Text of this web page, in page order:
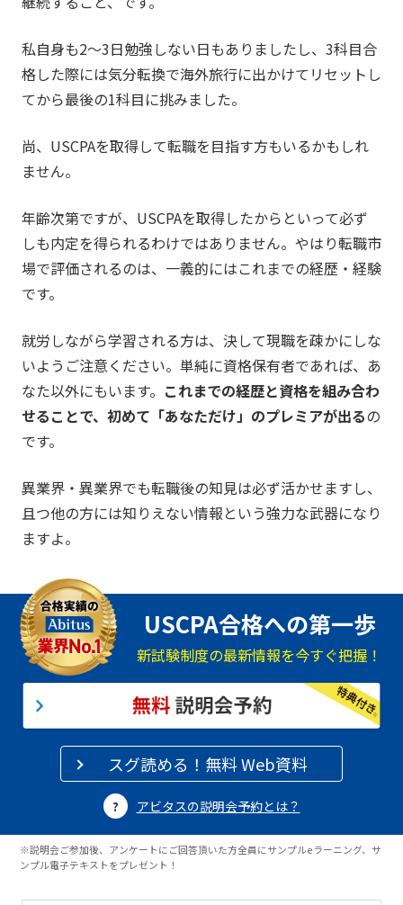
私自身も2～3日勉強しない日もありましたし、3科目合
格した際には気分転換で海外旅行に出かけてリセットし
てから最後の1科目に挑みました。
尚、USCPAを取得して転職を目指す方もいるかもしれ
ません。
年齢次第ですが、USCPAを取得したからといって必ず
しも内定を得られるわけではありません。やはり転職市
場で評価されるのは、一義的にはこれまでの経歴・経験
です。
就労しながら学習される方は、決して現職を疎かにしな
いようご注意ください。単純に資格保有者であれば、あ
なた以外にもいます。 これまでの経歴と資格を組み合わ
せることで、初めて「あなただけ」のプレミアが出るの
です。
異業界・異業界でも転職後の知見は必ず活かせますし、
且つ他の方には知りえない情報という強力な武器になり
ますよ。
USCPA合格への第一歩
新試験制度の最新情報を今すぐ把握！
スグ読める！無料 Web資料
アビタスの説明会予約とは？
※説明会ご参加後、アンケートにご回答頂いた方全員にサンプルeラーニング、サ
ンプル電子テキストをプレゼント！